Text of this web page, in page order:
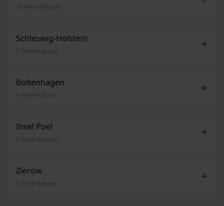
50 Ferienhäuser
Schleswig-Holstein
3 Ferienhäuser
Boltenhagen
3 Ferienhäuser
Insel Poel
6 Ferienhäuser
Zierow
6 Ferienhäuser